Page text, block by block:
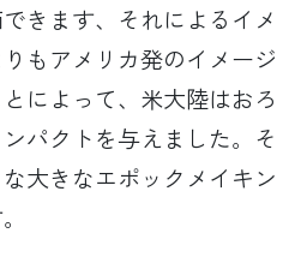
きます、それによるイメ
もアメリカ発のイメージ
によって、米大陸はおろ
パクトを与えました。そ
大きなエポックメイキン